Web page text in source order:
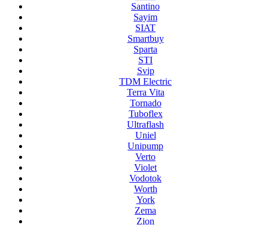
Santino
Sayim
SIAT
Smartbuy
Sparta
STI
Svip
TDM Electric
Terra Vita
Tornado
Tuboflex
Ultraflash
Uniel
Unipump
Verto
Violet
Vodotok
Worth
York
Zema
Zion